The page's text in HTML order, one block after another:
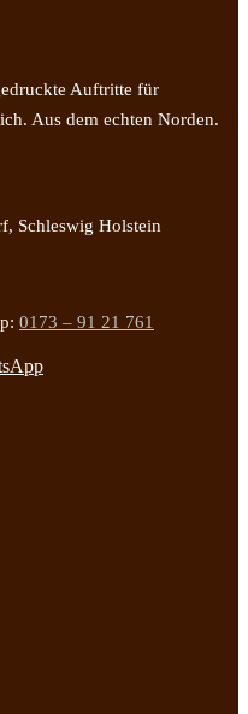
Auftritte für
Aus dem echten Norden.
Schleswig Holstein
0173 – 91 21 761